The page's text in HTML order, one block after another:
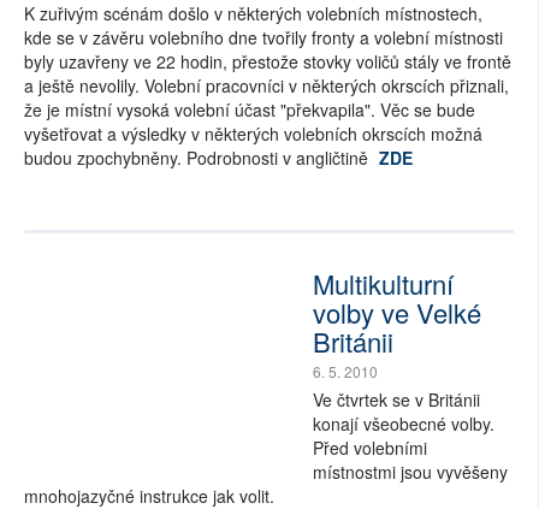
K zuřivým scénám došlo v některých volebních místnostech,
kde se v závěru volebního dne tvořily fronty a volební místnosti
byly uzavřeny ve 22 hodin, přestože stovky voličů stály ve frontě
a ještě nevolily. Volební pracovníci v některých okrscích přiznali,
že je místní vysoká volební účast "překvapila". Věc se bude
vyšetřovat a výsledky v některých volebních okrscích možná
budou zpochybněny. Podrobnosti v angličtině ZDE
Multikulturní
volby ve Velké
Británii
6. 5. 2010
Ve čtvrtek se v Británii
konají všeobecné volby.
Před volebními
místnostmi jsou vyvěšeny
mnohojazyčné instrukce jak volit.